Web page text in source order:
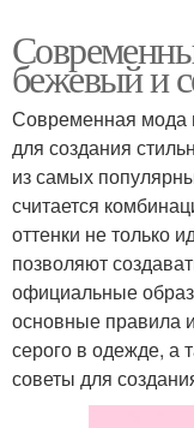
бежевый и
Современная мода
для создания
из самых
считается
оттенки не только
позволяют
официальные
основные правила
серого в одежде, а
советы для